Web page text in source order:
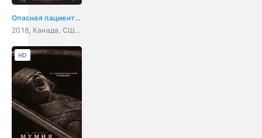
Опасная пациентка
2018, Канада, США, триллер
HD